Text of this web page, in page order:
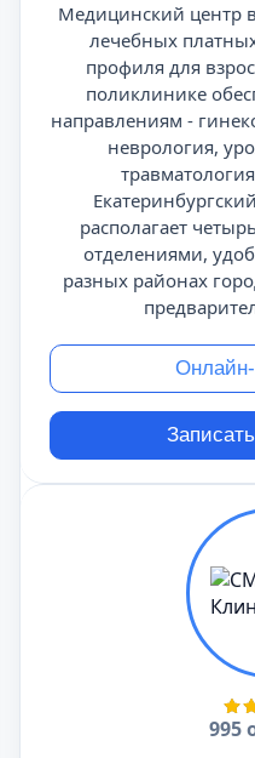
Медицинский центр в
лечебных
профиля для
поликлинике
направлениям -
неврология,
располагает
отделениями,
разных районах
995